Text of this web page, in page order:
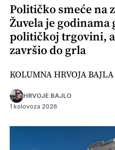
Političko smeće na
Žuvela je godinama
političkoj trgovini,
završio do grla
KOLUMNA HRVOJA BAJLA
HRVOJE BAJLO
1 kolovoza 2026